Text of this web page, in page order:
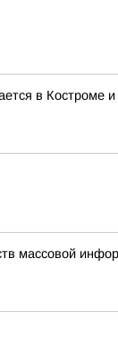
в Костроме
массовой